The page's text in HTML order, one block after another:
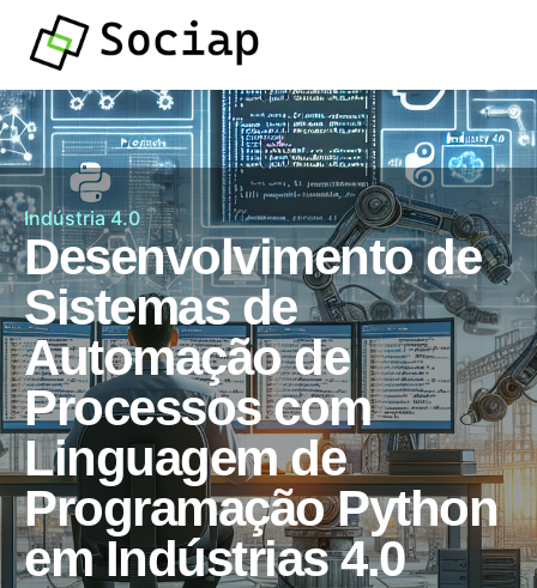
Indústria 4.0
Desenvolvimento de
Sistemas de
Automação de
Processos com
Linguagem de
Programação Python
em Indústrias 4.0